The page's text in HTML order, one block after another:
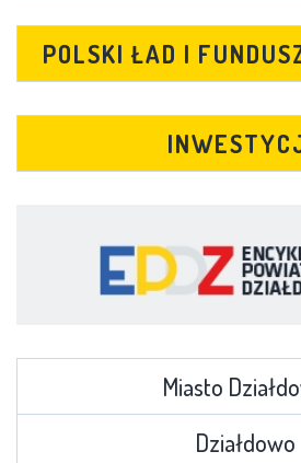
POLSKI ŁAD I
Miasto
Działdowo